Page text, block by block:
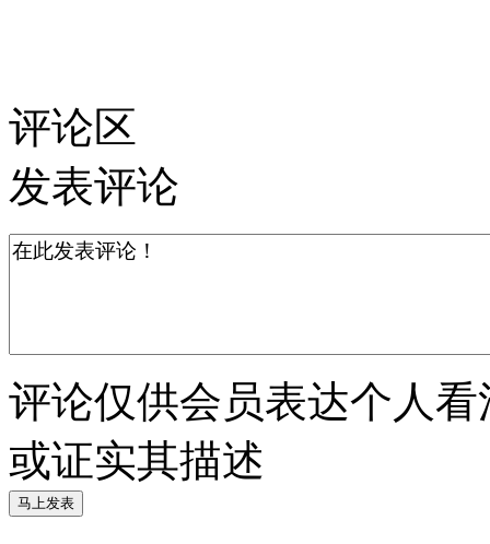
评论区
发表评论
评论仅供会员表达个人
或证实其描述